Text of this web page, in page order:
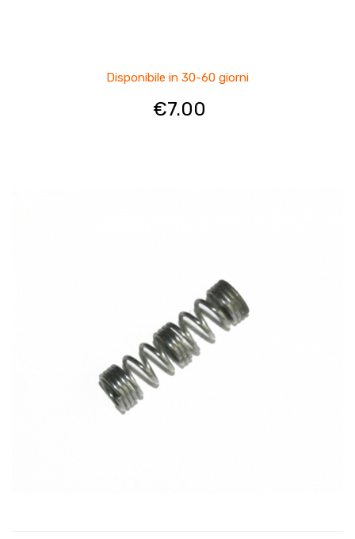
Disponibile in 30-60 giorni
€7.00